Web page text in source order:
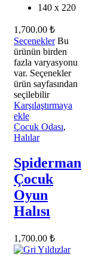
140 x 220
1,700.00 ₺
Seçenekler Bu
ürünün birden
fazla varyasyonu
var. Seçenekler
ürün sayfasından
seçilebilir
Karşılaştırmaya
ekle
Çocuk Odası,
Halılar
Spiderman
Çocuk
Oyun
Halısı
1,700.00 ₺